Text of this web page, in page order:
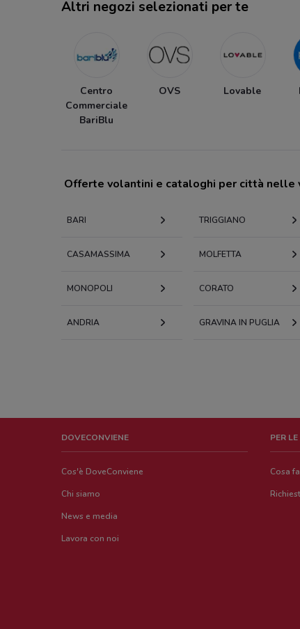
Altri negozi selezionati per te
Centro
Commerciale
BariBlu
OVS Lovable
Offerte volantini e cataloghi per città nelle
BARI TRIGGIANO
CASAMASSIMA MOLFETTA
MONOPOLI CORATO
ANDRIA GRAVINA IN PUGLIA
DOVECONVIENE
Cos'è DoveConviene
Chi siamo
News e media
Lavora con noi
PER
Cosa